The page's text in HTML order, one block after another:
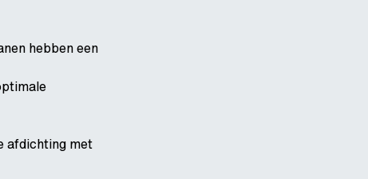
hebben een
afdichting met